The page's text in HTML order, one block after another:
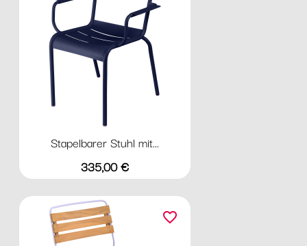
Stapelbarer Stuhl mit...
Preis
335,00 €
favorite_border